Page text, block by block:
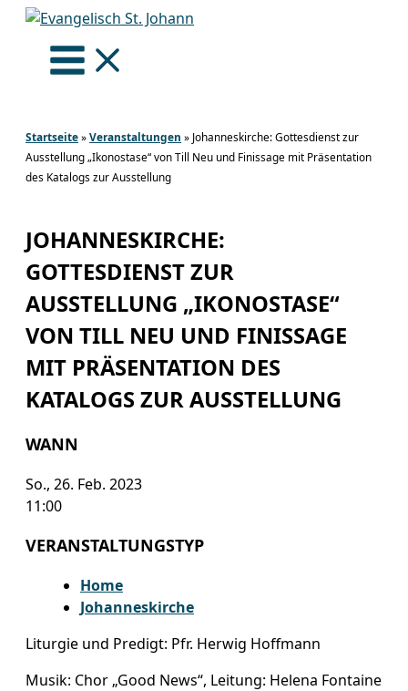
Zum
springen
Startseite»Veranstaltungen » Johanneskirche: Gottesdienst zur
Ausstellung „Ikonostase“ von Till Neu und Finissage mit Präsentation
des Katalogs zur Ausstellung
JOHANNESKIRCHE:
GOTTESDIENST ZUR
AUSSTELLUNG „IKONOSTASE“
VON TILL NEU UND FINISSAGE
MIT PRÄSENTATION DES
KATALOGS ZUR AUSSTELLUNG
WANN
So., 26. Feb. 2023
11:00
VERANSTALTUNGSTYP
Home
Johanneskirche
Liturgie und Predigt: Pfr. Herwig Hoffmann
Musik: Chor „Good News“, Leitung: Helena Fontaine